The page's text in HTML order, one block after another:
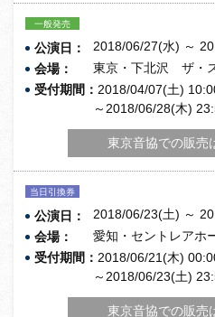
一般発売
公演日：
2018/06/27(水) ～
会場：
東京・下北沢 ザ・
受付期間： 2018/04/07(土)
～2018/06/28(木)
東京音協での販売
当日引換券
公演日：
2018/06/23(土) ～
会場：
愛知・セントレアホ
受付期間： 2018/06/21(木)
～2018/06/23(土)
東京音協での販売